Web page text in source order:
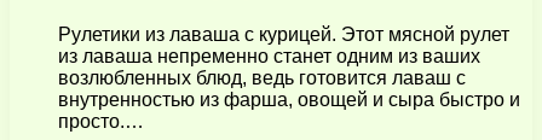
Рулетики из лаваша с курицей. Этот мясной рулет
из лаваша непременно станет одним из ваших
возлюбленных блюд, ведь готовится лаваш с
внутренностью из фарша, овощей и сыра быстро и
просто.…